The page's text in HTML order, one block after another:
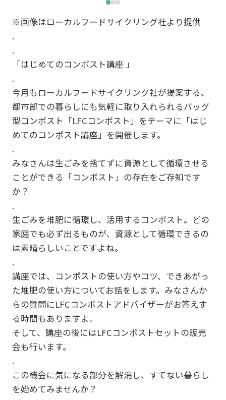
※画像はローカルフードサイクリング社より提供
.
.
「はじめてのコンポスト講座 」
.
今月もローカルフードサイクリング社が提案する、
都市部での暮らしにも気軽に取り入れられるバッグ
型コンポスト「LFCコンポスト」をテーマに「はじ
めてのコンポスト講座」を開催します。
.
みなさんは生ごみを捨てずに資源として循環させる
ことができる「コンポスト」の存在をご存知です
か？
.
生ごみを堆肥に循環し、活用するコンポスト。どの
家庭でも必ず出るものが、資源として循環できるの
は素晴らしいことですよね。
.
講座では、コンポストの使い方やコツ、できあがっ
た堆肥の使い方についてお話をします。みなさんか
らの質問にLFCコンポストアドバイザーがお答えす
る時間もありますよ。
そして、講座の後にはLFCコンポストセットの販売
会も行います。
.
この機会に気になる部分を解消し、すてない暮らし
を始めてみませんか？